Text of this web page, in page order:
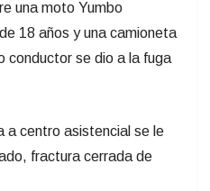
una moto Yumbo
18 años y una camioneta
conductor se dio a la fuga
a centro asistencial se le
fractura cerrada de